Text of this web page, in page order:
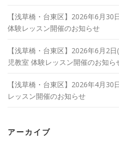
【浅草橋・台東区】2026年6月30
体験レッスン開催のお知らせ
【浅草橋・台東区】2026年6月2
児教室 体験レッスン開催のお知ら
【浅草橋・台東区】2026年4月
レッスン開催のお知らせ
アーカイブ